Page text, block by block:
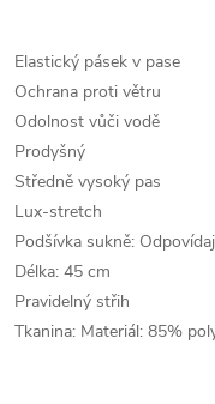
Elastický pásek v pase
Ochrana proti větru
Odolnost vůči vodě
Prodyšný
Středně vysoký pas
Lux-stretch
Podšívka sukně:
Délka: 45 cm
Pravidelný střih
Tkanina: Materiál: 85%